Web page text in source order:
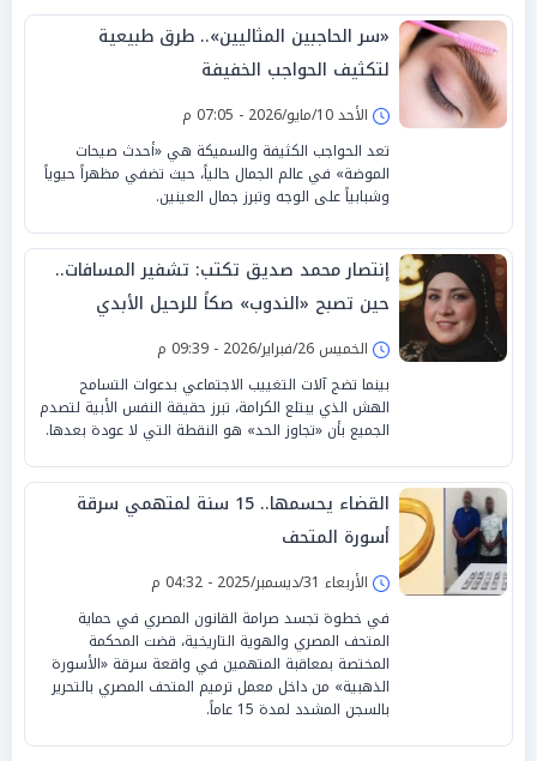
«سر الحاجبين المثاليين».. طرق طبيعية
لتكثيف الحواجب الخفيفة
الأحد 10/مايو/2026 - 07:05 م
تعد الحواجب الكثيفة والسميكة هي «أحدث صيحات
الموضة» في عالم الجمال حالياً، حيث تضفي مظهراً حيوياً
وشبابياً على الوجه وتبرز جمال العينين.
إنتصار محمد صديق تكتب: تشفير المسافات..
حين تصبح «الندوب» صكاً للرحيل الأبدي
الخميس 26/فبراير/2026 - 09:39 م
بينما تضج آلات التغييب الاجتماعي بدعوات التسامح
الهش الذي يبتلع الكرامة، تبرز حقيقة النفس الأبية لتصدم
الجميع بأن «تجاوز الحد» هو النقطة التي لا عودة بعدها.
القضاء يحسمها.. 15 سنة لمتهمي سرقة
أسورة المتحف
الأربعاء 31/ديسمبر/2025 - 04:32 م
في خطوة تجسد صرامة القانون المصري في حماية
المتحف المصري والهوية التاريخية، قضت المحكمة
المختصة بمعاقبة المتهمين في واقعة سرقة «الأسورة
الذهبية» من داخل معمل ترميم المتحف المصري بالتحرير
بالسجن المشدد لمدة 15 عاماً.